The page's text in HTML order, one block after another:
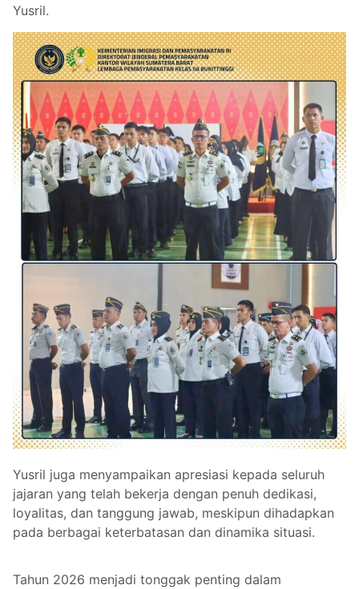
Yusril.
Yusril juga menyampaikan apresiasi kepada seluruh
jajaran yang telah bekerja dengan penuh dedikasi,
loyalitas, dan tanggung jawab, meskipun dihadapkan
pada berbagai keterbatasan dan dinamika situasi.
Tahun 2026 menjadi tonggak penting dalam